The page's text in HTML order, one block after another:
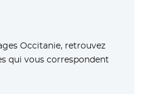
Occitanie, retrouvez
qui vous correspondent